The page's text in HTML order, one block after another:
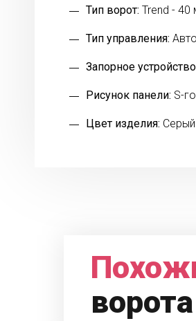
Тип ворот: Trend - 40
Тип управления:
Запорное
Рисунок панели: S-
Цвет изделия: Серый
ворота